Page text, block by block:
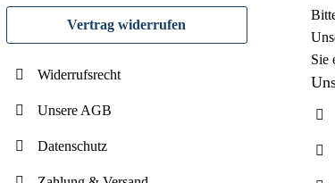
Vertrag widerrufen
Widerrufsrecht
Unsere AGB
Datenschutz
Sie